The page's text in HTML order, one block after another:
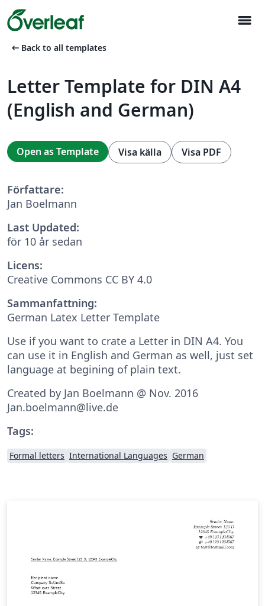
menu
arrow_left_alt Back to all templates
Letter Template for DIN A4
(English and German)
Open as Template Visa källa Visa PDF
Författare:
Jan Boelmann
Last Updated:
för 10 år sedan
Licens:
Creative Commons CC BY 4.0
Sammanfattning:
German Latex Letter Template
Use if you want to crate a Letter in DIN A4. You
can use it in English and German as well, just set
language at begining of plain text.
Created by Jan Boelmann @ Nov. 2016
Jan.boelmann@live.de
Tags:
Formal letters International Languages German